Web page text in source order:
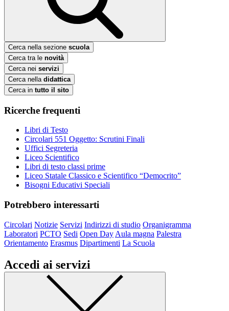
Cerca nella sezione scuola
Cerca tra le novità
Cerca nei servizi
Cerca nella didattica
Cerca in tutto il sito
Ricerche frequenti
Libri di Testo
Circolari 551 Oggetto: Scrutini Finali
Uffici Segreteria
Liceo Scientifico
Libri di testo classi prime
Liceo Statale Classico e Scientifico “Democrito”
Bisogni Educativi Speciali
Potrebbero interessarti
Circolari Notizie Servizi Indirizzi di studio Organigramma
Laboratori PCTO Sedi Open Day Aula magna Palestra
Orientamento Erasmus Dipartimenti La Scuola
Accedi ai servizi